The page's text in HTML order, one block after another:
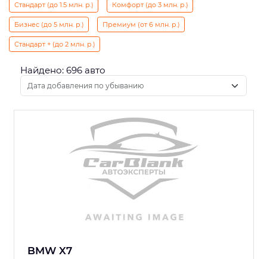
Стандарт (до 1.5 млн. р.) Комфорт (до 3 млн. р.)
Бизнес (до 5 млн. р.) Премиум (от 6 млн. р.)
Стандарт + (до 2 млн. р.)
Найдено: 696 авто
BMW X7